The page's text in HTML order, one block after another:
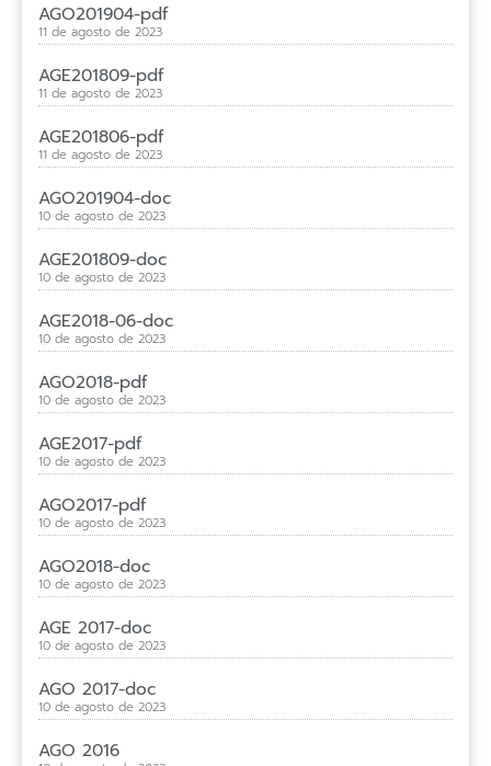
AGO201904-pdf
11 de agosto de 2023
AGE201809-pdf
11 de agosto de 2023
AGE201806-pdf
11 de agosto de 2023
AGO201904-doc
10 de agosto de 2023
AGE201809-doc
10 de agosto de 2023
AGE2018-06-doc
10 de agosto de 2023
AGO2018-pdf
10 de agosto de 2023
AGE2017-pdf
10 de agosto de 2023
AGO2017-pdf
10 de agosto de 2023
AGO2018-doc
10 de agosto de 2023
AGE 2017-doc
10 de agosto de 2023
AGO 2017-doc
10 de agosto de 2023
AGO 2016